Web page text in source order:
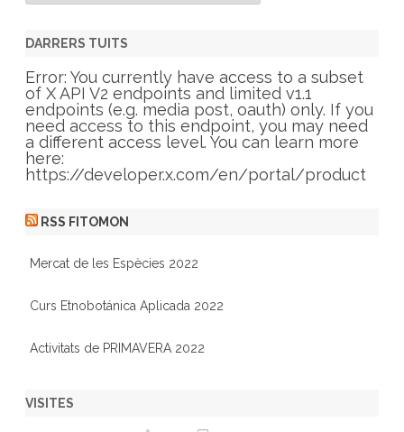
t
g
r
i
e
s
DARRERS TUITS
Error: You currently have access to a subset
of X API V2 endpoints and limited v1.1
endpoints (e.g. media post, oauth) only. If you
need access to this endpoint, you may need
a different access level. You can learn more
here:
https://developer.x.com/en/portal/product
RSS FITOMON
Mercat de les Espècies 2022
Curs Etnobotánica Aplicada 2022
Activitats de PRIMAVERA 2022
VISITES